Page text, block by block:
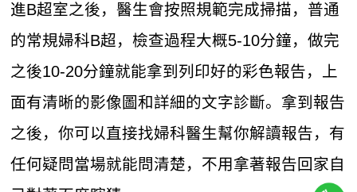
進B超室之後，醫生會按照規範完成掃描，普通
的常規婦科B超，檢查過程大概5-10分鐘，做完
之後10-20分鐘就能拿到列印好的彩色報告，上
面有清晰的影像圖和詳細的文字診斷。拿到報告
之後，你可以直接找婦科醫生幫你解讀報告，有
任何疑問當場就能問清楚，不用拿著報告回家自